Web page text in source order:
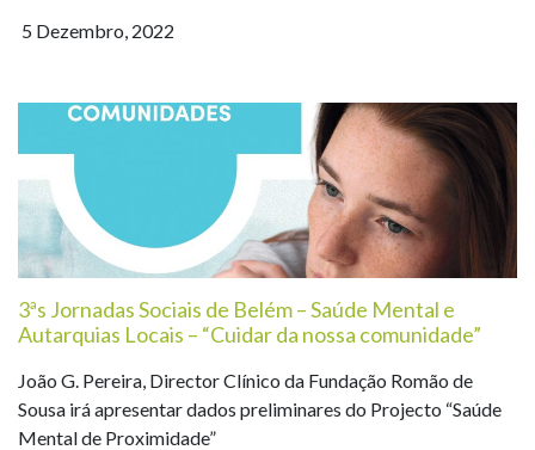
5 Dezembro, 2022
3ªs Jornadas Sociais de Belém – Saúde Mental e
Autarquias Locais – “Cuidar da nossa comunidade”
João G. Pereira, Director Clínico da Fundação Romão de
Sousa irá apresentar dados preliminares do Projecto “Saúde
Mental de Proximidade”